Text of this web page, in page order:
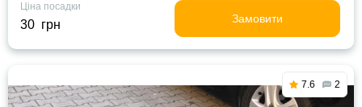
Ціна посадки
30 грн Замовити
7.6 2